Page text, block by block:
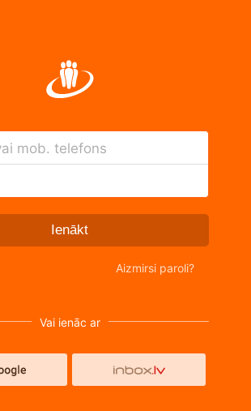
mob. telefons
Ienākt
Aizmirsi paroli?
Vai ienāc ar